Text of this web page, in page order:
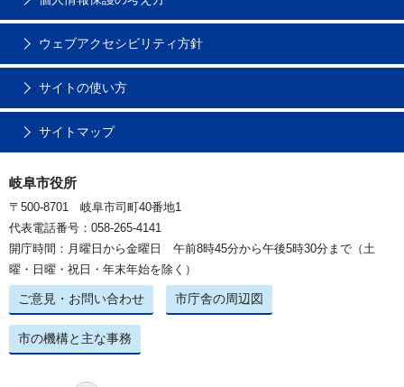
ウェブアクセシビリティ方針
サイトの使い方
サイトマップ
岐阜市役所
〒500-8701 岐阜市司町40番地1
代表電話番号：058-265-4141
開庁時間：月曜日から金曜日 午前8時45分から午後5時30分まで（土
曜・日曜・祝日・年末年始を除く）
ご意見・お問い合わせ 市庁舎の周辺図
市の機構と主な事務